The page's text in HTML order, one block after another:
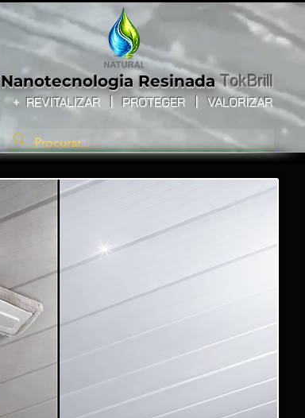
Nanotecnologia ResinadaTokBrill
+ REVITALIZAR |PROTEGER | VALORIZAR